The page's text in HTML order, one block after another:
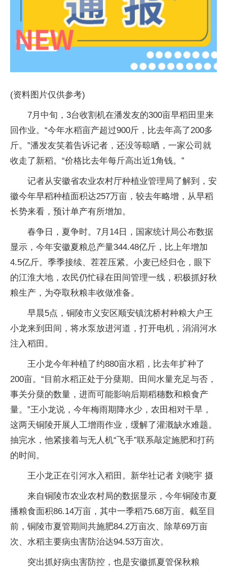
(资料图片仅供参考)
7月中旬，3台收割机在潘发友的300亩早稻田里来
回作业。“今年水稻亩产超过900斤，比去年高了200多
斤。”潘发友笑着告诉记者，还没等晾晒，一家公司就
收走了新稻。“价格比去年每斤高出近1角钱。”
记者从安徽省农业农村厅种植业管理局了解到，安
徽今年早稻种植面积达257万亩，较去年略增，从早稻
长势来看，预计单产有所增加。
春争日，夏争时。7月14日，国家统计局公布数据
显示，今年安徽夏粮总产量344.48亿斤，比上年增加
4.5亿斤。季季接续、茬茬压紧。小麦已经归仓，眼下
的江淮大地，农民仍忙碌在田间管理一线，积极抓好秋
粮生产，为夺取秋粮丰收做准备。
早晨5点，铜陵市义安区顺安镇沈桥村种粮大户王
小龙来到田间，将水泵放进河道，打开电机，涓涓河水
注入稻田。
王小龙今年种植了约880亩水稻，比去年扩种了
200亩。“目前水稻正处于分蘖期。田间水量充足与否，
事关分蘖的数量，进而可能影响后期稻穗数和粮食产
量。”王小龙说，今年梅雨期降水少，农田相对干旱，
这两天铜陵开展人工增雨作业，缓解了灌溉缺水难题。
抽完水，他紧接着与无人机“飞手”联系敲定施肥和打药
的时间。
王小龙正在引河水入稻田。新华社记者 刘晓宇 摄
来自铜陵市农业农村局的数据显示，今年铜陵市夏
播粮食面积86.14万亩，其中一季稻75.68万亩。截至目
前，铜陵市夏管期间共施肥84.2万亩次、除草69万亩
次、水稻主要病虫害防治达94.53万亩次。
突出抓好病虫害防控，也是安徽抓夏管保秋粮